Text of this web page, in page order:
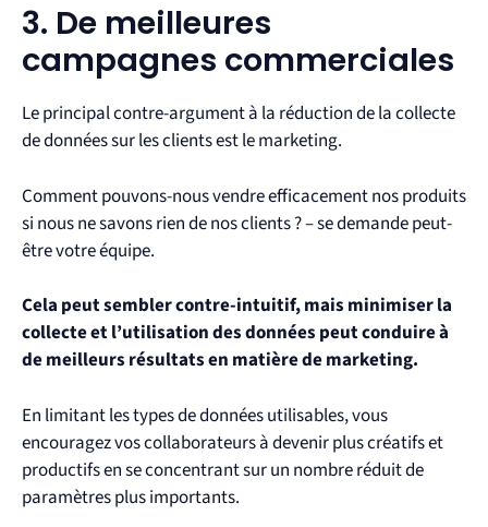
3. De meilleures
campagnes commerciales
Le principal contre-argument à la réduction de la collecte
de données sur les clients est le marketing.
Comment pouvons-nous vendre efficacement nos produits
si nous ne savons rien de nos clients ? – se demande peut-
être votre équipe.
Cela peut sembler contre-intuitif, mais minimiser la
collecte et l’utilisation des données peut conduire à
de meilleurs résultats en matière de marketing.
En limitant les types de données utilisables, vous
encouragez vos collaborateurs à devenir plus créatifs et
productifs en se concentrant sur un nombre réduit de
paramètres plus importants.